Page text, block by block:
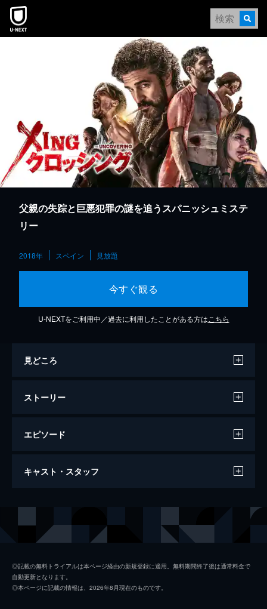
本文へスキップ
父親の失踪と巨悪犯罪の謎を追うスパニッシュミステ
リー
2018年 スペイン 見放題
今すぐ観る
U-NEXTをご利用中／過去に利用したことがある方は こちら
見どころ
ストーリー
エピソード
Xing クロッシング
キャスト・スタッフ
ミチェル・ノエル
◎記載の無料トライアルは本ページ経由の新規登録に適用。無料期間終了後は通常料金で
自動更新となります。
◎本ページに記載の情報は、2026年8月現在のものです。